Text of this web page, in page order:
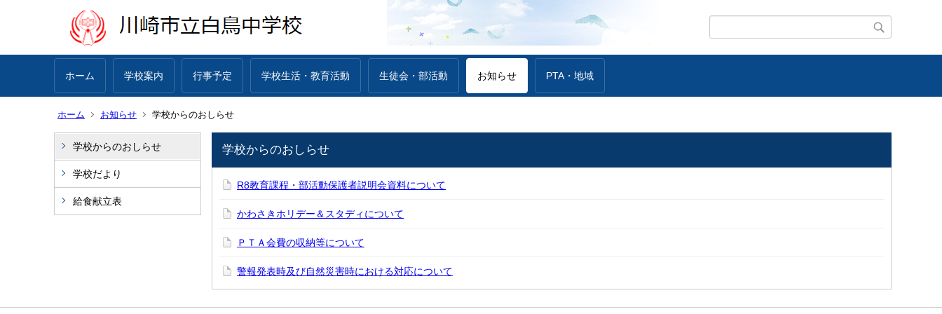
ホーム 学校案内 行事予定 学校生活・教育活動 生徒会・部活動 お知らせ PTA・地域
ホーム お知らせ 学校からのおしらせ
学校からのおしらせ
学校だより
給食献立表
学校からのおしらせ
R8教育課程・部活動保護者説明会資料について
かわさきホリデー＆スタディについて
ＰＴＡ会費の収納等について
警報発表時及び自然災害時における対応について